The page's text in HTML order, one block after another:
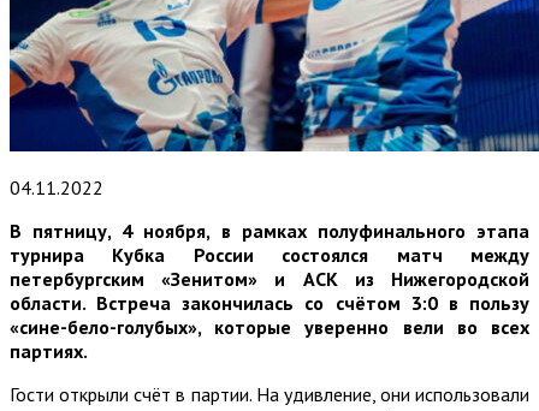
04.11.2022
В пятницу, 4 ноября, в рамках полуфинального этапа
турнира Кубка России состоялся матч между
петербургским «Зенитом» и АСК из Нижегородской
области. Встреча закончилась со счётом 3:0 в пользу
«сине-бело-голубых», которые уверенно вели во всех
партиях.
Гости открыли счёт в партии. На удивление, они использовали